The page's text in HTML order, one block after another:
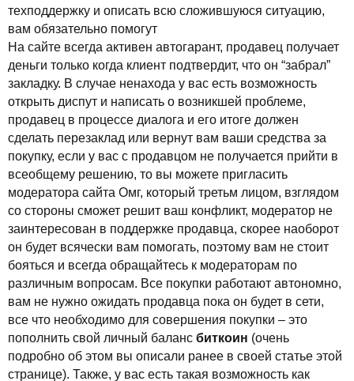
техподдержку и описать всю сложившуюся ситуацию,
вам обязательно помогут
На сайте всегда активен автогарант, продавец получает
деньги только когда клиент подтвердит, что он “забрал”
закладку. В случае ненахода у вас есть возможность
открыть диспут и написать о возникшей проблеме,
продавец в процессе диалога и его итоге должен
сделать перезаклад или вернут вам ваши средства за
покупку, если у вас с продавцом не получается прийти в
всеобщему решению, то вы можете пригласить
модератора сайта Омг, который третьм лицом, взглядом
со стороны сможет решит ваш конфликт, модератор не
заинтересован в поддержке продавца, скорее наоборот
он будет всячески вам помогать, поэтому вам не стоит
бояться и всегда обращайтесь к модераторам по
различным вопросам. Все покупки работают автономно,
вам не нужно ожидать продавца пока он будет в сети,
все что необходимо для совершения покупки – это
пополнить свой личный баланс биткоин (очень
подробно об этом вы описали ранее в своей статье этой
странице). Также, у вас есть такая возможность как